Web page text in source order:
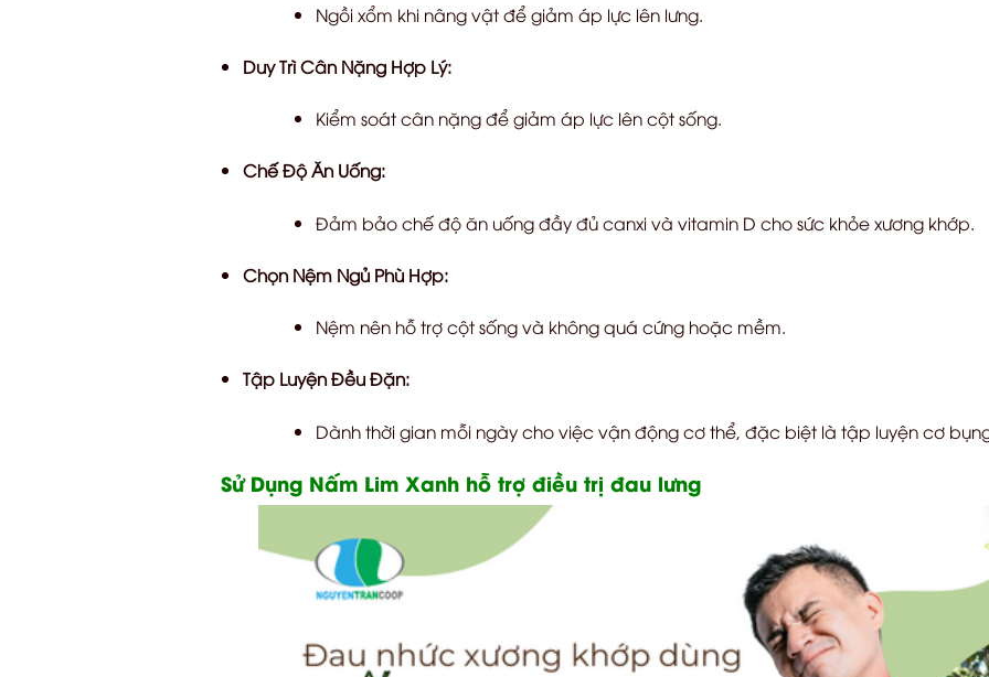
Ngồi xổm khi nâng vật để giảm áp lực lên lưng.
Duy Trì Cân Nặng Hợp Lý:
Kiểm soát cân nặng để giảm áp lực lên cột sống.
Chế Độ Ăn Uống:
Đảm bảo chế độ ăn uống đầy đủ canxi và vitamin D cho sức khỏe xương khớp.
Chọn Nệm Ngủ Phù Hợp:
Nệm nên hỗ trợ cột sống và không quá cứng hoặc mềm.
Tập Luyện Đều Đặn:
Dành thời gian mỗi ngày cho việc vận động cơ thể, đặc biệt là tập luyện cơ
Sử Dụng Nấm Lim Xanh hỗ trợ điều trị đau lưng